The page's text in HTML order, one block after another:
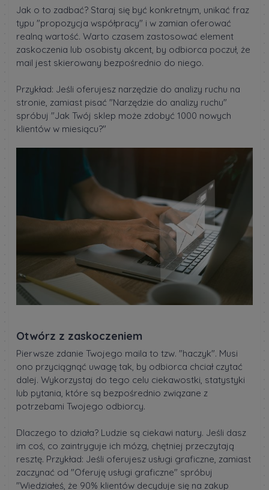
Jak o to zadbać? Staraj się być konkretnym, unikać fraz
typu "propozycja współpracy" i w zamian oferować
realną wartość. Warto czasem zastosować element
zaskoczenia lub osobisty akcent, by odbiorca poczuł, że
mail jest skierowany bezpośrednio do niego.
Przykład: Jeśli oferujesz narzędzie do analizy ruchu na
stronie, zamiast pisać "Narzędzie do analizy ruchu"
spróbuj "Jak Twój sklep może zdobyć 1000 nowych
klientów w miesiącu?"
Otwórz z zaskoczeniem
Pierwsze zdanie Twojego maila to tzw. "haczyk". Musi
ono przyciągnąć uwagę tak, by odbiorca chciał czytać
dalej. Wykorzystaj do tego celu ciekawostki, statystyki
lub pytania, które są bezpośrednio związane z
potrzebami Twojego odbiorcy.
Dlaczego to działa? Ludzie są ciekawi natury. Jeśli dasz
im coś, co zaintryguje ich mózg, chętniej przeczytają
resztę. Przykład: Jeśli oferujesz usługi graficzne, zamiast
zaczynać od "Oferuję usługi graficzne" spróbuj
"Wiedziałeś, że 90% klientów decyduje się na zakup